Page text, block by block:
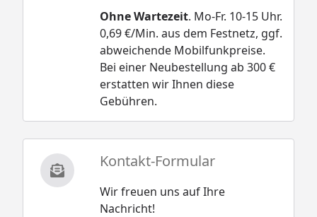
Ohne Wartezeit. Mo-Fr. 10-15 Uhr.
0,69 €/Min. aus dem Festnetz, ggf.
abweichende Mobilfunkpreise.
Bei einer Neubestellung ab 300 €
erstatten wir Ihnen diese
Gebühren.
Kontakt-Formular
Wir freuen uns auf Ihre
Nachricht!